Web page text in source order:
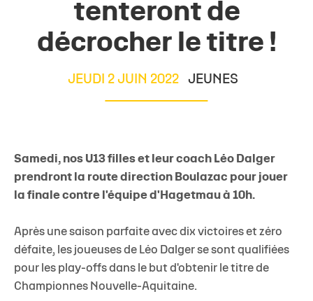
tenteront de
décrocher le titre !
JEUDI 2 JUIN 2022 JEUNES
Samedi, nos U13 filles et leur coach Léo Dalger
prendront la route direction Boulazac pour jouer
la finale contre l'équipe d'Hagetmau à 10h.
Après une saison parfaite avec dix victoires et zéro
défaite, les joueuses de Léo Dalger se sont qualifiées
pour les play-offs dans le but d'obtenir le titre de
Championnes Nouvelle-Aquitaine.